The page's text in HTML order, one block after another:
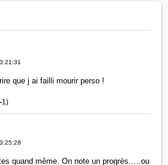
que j ai failli mourir perso !
-1)
quand même. On note un progrès…..ou